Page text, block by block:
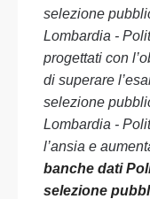
selezione
Lombardia -
progettati con
di superare
selezione
Lombardia -
l’ansia e
banche dati
selezione